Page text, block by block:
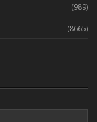
(989)
(8665)